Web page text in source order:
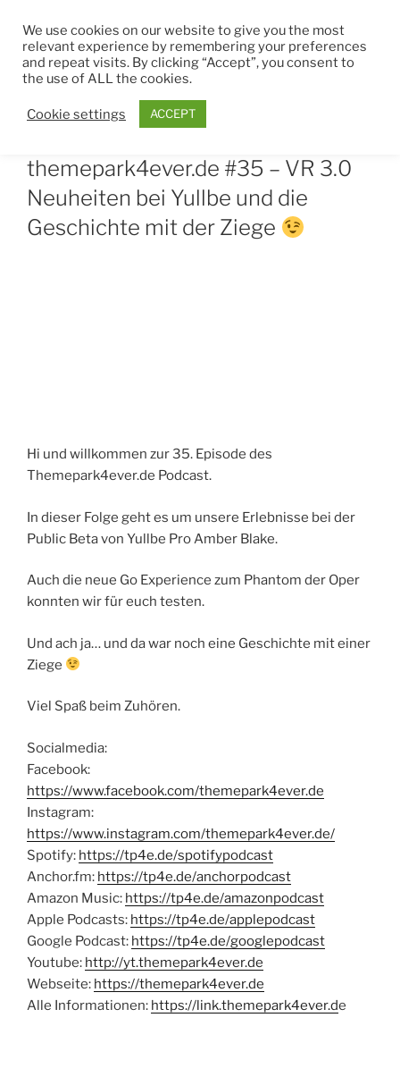
Inhalt
springen
THEMEPARK4EVER
AM
themepark4ever.de #35 – VR 3.0
Neuheiten bei Yullbe und die
Geschichte mit der Ziege
Hi und willkommen zur 35. Episode des
Themepark4ever.de Podcast.
In dieser Folge geht es um unsere Erlebnisse bei der
Public Beta von Yullbe Pro Amber Blake.
Auch die neue Go Experience zum Phantom der Oper
konnten wir für euch testen.
Und ach ja… und da war noch eine Geschichte mit einer
Ziege
Viel Spaß beim Zuhören.
Socialmedia:
Facebook:
https://www.facebook.com/themepark4ever.de
Instagram:
https://www.instagram.com/themepark4ever.de/
Spotify: https://tp4e.de/spotifypodcast
Anchor.fm: https://tp4e.de/anchorpodcast
Amazon Music: https://tp4e.de/amazonpodcast
Apple Podcasts: https://tp4e.de/applepodcast
Google Podcast: https://tp4e.de/googlepodcast
Youtube: http://yt.themepark4ever.de
Webseite: https://themepark4ever.de
Alle Informationen: https://link.themepark4ever.de
We use cookies on our website to give you the most
relevant experience by remembering your preferences
and repeat visits. By clicking “Accept”, you consent to
the use of ALL the cookies.
Cookie settings ACCEPT